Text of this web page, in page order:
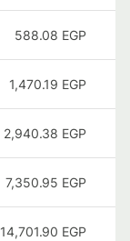
588.08 EGP
1,470.19 EGP
2,940.38 EGP
7,350.95 EGP
14,701.90 EGP